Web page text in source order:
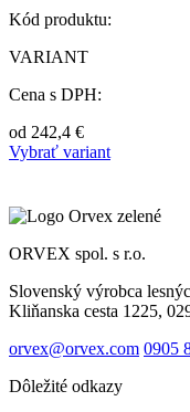
Kód produktu:
VARIANT
Cena s DPH:
od 242,4 €
Vybrať variant
ORVEX spol. s r.o.
Slovenský výrobca
Kliňanska cesta 1225,
orvex@orvex.com 0905
Dôležité odkazy